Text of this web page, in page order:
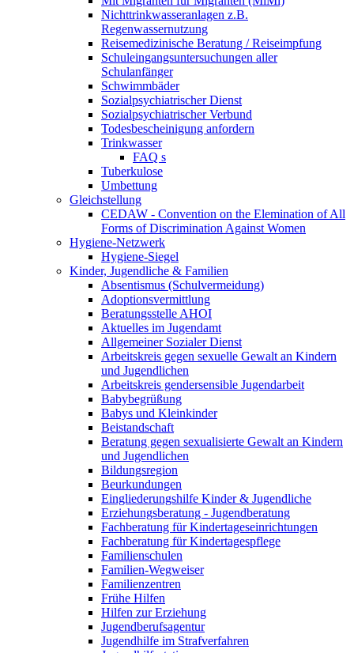
Nichttrinkwasseranlagen z.B.
Regenwassernutzung
Reisemedizinische Beratung / Reiseimpfung
Schuleingangsuntersuchungen aller
Schulanfänger
Schwimmbäder
Sozialpsychiatrischer Dienst
Sozialpsychiatrischer Verbund
Todesbescheinigung anfordern
Trinkwasser
FAQ s
Tuberkulose
Umbettung
Gleichstellung
CEDAW - Convention on the Elemination of All
Forms of Discrimination Against Women
Hygiene-Netzwerk
Hygiene-Siegel
Kinder, Jugendliche & Familien
Absentismus (Schulvermeidung)
Adoptionsvermittlung
Beratungsstelle AHOI
Aktuelles im Jugendamt
Allgemeiner Sozialer Dienst
Arbeitskreis gegen sexuelle Gewalt an Kindern
und Jugendlichen
Arbeitskreis gendersensible Jugendarbeit
Babybegrüßung
Babys und Kleinkinder
Beistandschaft
Beratung gegen sexualisierte Gewalt an Kindern
und Jugendlichen
Bildungsregion
Beurkundungen
Eingliederungshilfe Kinder & Jugendliche
Erziehungsberatung - Jugendberatung
Fachberatung für Kindertageseinrichtungen
Fachberatung für Kindertagespflege
Familienschulen
Familien-Wegweiser
Familienzentren
Frühe Hilfen
Hilfen zur Erziehung
Jugendberufsagentur
Jugendhilfe im Strafverfahren